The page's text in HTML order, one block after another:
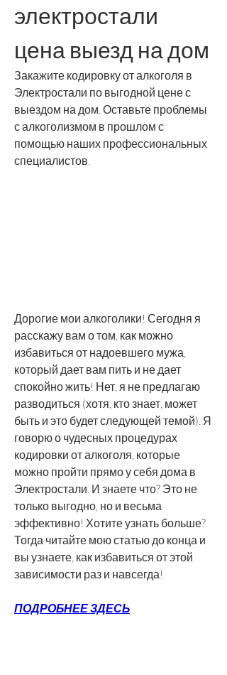
электростали
цена выезд на дом
Закажите кодировку от алкоголя в
Электростали по выгодной цене с
выездом на дом. Оставьте проблемы
с алкоголизмом в прошлом с
помощью наших профессиональных
специалистов.
Дорогие мои алкоголики! Сегодня я
расскажу вам о том, как можно
избавиться от надоевшего мужа,
который дает вам пить и не дает
спокойно жить! Нет, я не предлагаю
разводиться (хотя, кто знает, может
быть и это будет следующей темой). Я
говорю о чудесных процедурах
кодировки от алкоголя, которые
можно пройти прямо у себя дома в
Электростали. И знаете что? Это не
только выгодно, но и весьма
эффективно! Хотите узнать больше?
Тогда читайте мою статью до конца и
вы узнаете, как избавиться от этой
зависимости раз и навсегда!
ПОДРОБНЕЕ ЗДЕСЬ